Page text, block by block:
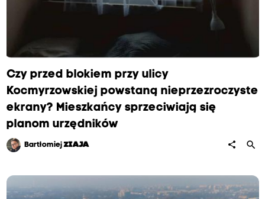
Czy przed blokiem przy ulicy
Kocmyrzowskiej powstaną nieprzezroczyste
ekrany? Mieszkańcy sprzeciwiają się
planom urzędników
BartłomiejZIAJA share search